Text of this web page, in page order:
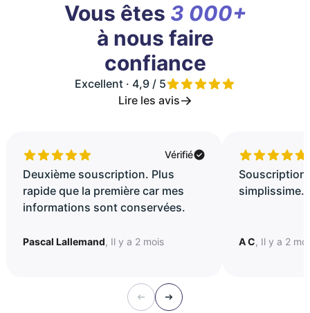
Vous êtes 3 000+
à nous faire
confiance
Excellent · 4,9 / 5
Lire les avis
Vérifié
Deuxième souscription. Plus
rapide que la première car mes
informations sont conservées.
Pascal Lallemand, Il y a 2 mois
Souscription
A C, Il y a 2